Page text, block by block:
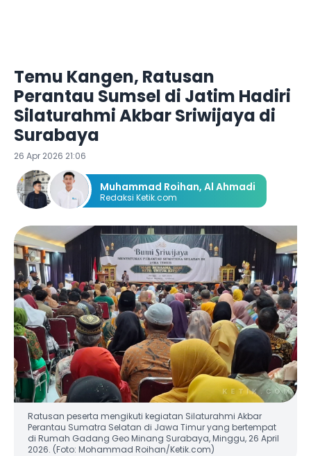
Temu Kangen, Ratusan
Perantau Sumsel di Jatim Hadiri
Silaturahmi Akbar Sriwijaya di
Surabaya
26 Apr 2026 21:06
Muhammad Roihan, Al Ahmadi
Redaksi Ketik.com
Ratusan peserta mengikuti kegiatan Silaturahmi Akbar
Perantau Sumatra Selatan di Jawa Timur yang bertempat
di Rumah Gadang Geo Minang Surabaya, Minggu, 26 April
2026. (Foto: Mohammad Roihan/Ketik.com)